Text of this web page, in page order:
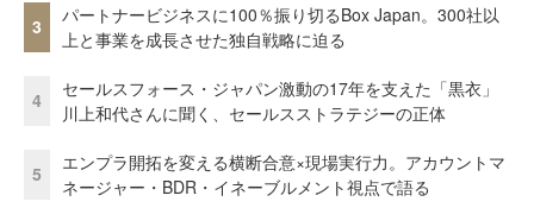
3
パートナービジネスに100％振り切るBox Japan。300社以
上と事業を成長させた独自戦略に迫る
4
セールスフォース・ジャパン激動の17年を支えた「黒衣」
川上和代さんに聞く、セールスストラテジーの正体
5
エンプラ開拓を変える横断合意×現場実行力。アカウントマ
ネージャー・BDR・イネーブルメント視点で語る